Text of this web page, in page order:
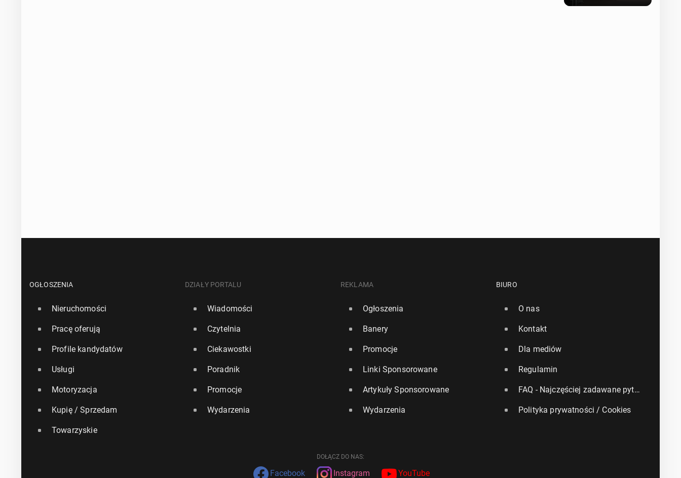
Clubcard!
OGŁOSZENIA
Nieruchomości
Pracę oferują
Profile kandydatów
Usługi
Motoryzacja
Kupię / Sprzedam
Towarzyskie
DZIAŁY PORTALU
Wiadomości
Czytelnia
Ciekawostki
Poradnik
Promocje
Wydarzenia
REKLAMA
Ogłoszenia
Banery
Promocje
Linki Sponsorowane
Artykuły Sponsorowane
Wydarzenia
BIURO
O nas
Kontakt
Dla mediów
Regulamin
FAQ - Najczęściej zadawane pytania
Polityka prywatności / Cookies
DOŁĄCZ DO NAS:
Facebook Instagram YouTube